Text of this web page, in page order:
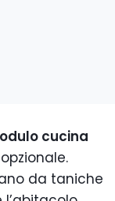
cucina
da taniche